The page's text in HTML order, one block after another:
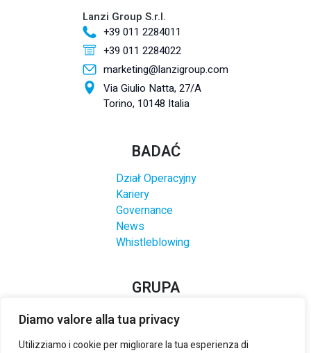
Diamo valore alla tua privacy
Utilizziamo i cookie per migliorare la tua esperienza di
Lanzi Group S.r.l.
+39 011 2284011
+39 011 2284022
marketing@lanzigroup.com
Via Giulio Natta, 27/A
Torino, 10148 Italia
BADAĆ
Dział Operacyjny
Kariery
Governance
News
Whistleblowing
GRUPA